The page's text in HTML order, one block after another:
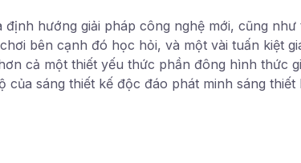
hướng giải pháp công nghệ mới, cũng
bên cạnh đó học hỏi, và một vài tuấn kiệt
cả một thiết yếu thức phần đông hình thức
sáng thiết kế độc đáo phát minh sáng thiết